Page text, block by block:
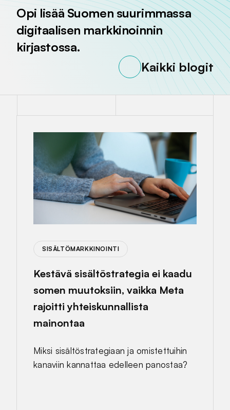
Opi lisää Suomen suurimmassa
digitaalisen markkinoinnin
kirjastossa.
Kaikki blogit
SISÄLTÖMARKKINOINTI
Kestävä sisältöstrategia ei kaadu
somen muutoksiin, vaikka Meta
rajoitti yhteiskunnallista
mainontaa
Miksi sisältöstrategiaan ja omistettuihin
kanaviin kannattaa edelleen panostaa?